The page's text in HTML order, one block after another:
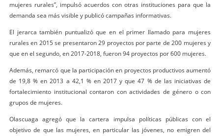
mujeres rurales”, impulsó acuerdos con otras instituciones para que la
demanda sea más visible y publicó campañas informativas.
El jerarca también puntualizó que en el primer llamado para mujeres
rurales en 2015 se presentaron 29 proyectos por parte de 200 mujeres y
que en el segundo, en 2017-2018, fueron 94 proyectos por 600 mujeres.
Además, remarcó que la participación en proyectos productivos aumentó
de 19,8 % en 2013 a 42,1 % en 2017 y que 47 % de las iniciativas de
fortalecimiento institucional contaron con actividades de género o con
grupos de mujeres.
Olascuaga agregó que la cartera impulsa políticas públicas con el
objetivo de que las mujeres, en particular las jóvenes, no emigren del